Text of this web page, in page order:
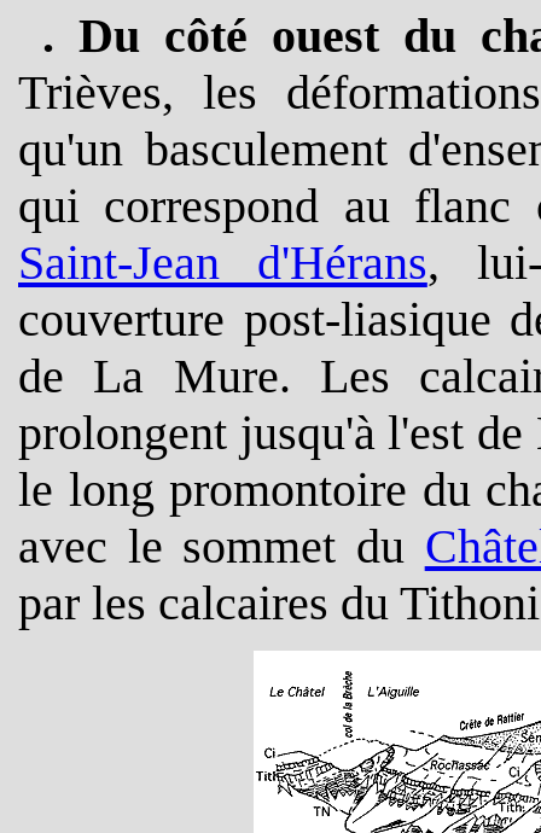
. Du côté ouest du
Trièves, les
qu'un basculement
qui correspond au
Saint-Jean d'Hérans, lui-
couverture post-liasique
de La Mure. Les
prolongent jusqu'à l'est de
le long promontoire du
avec le sommet du
par les calcaires du